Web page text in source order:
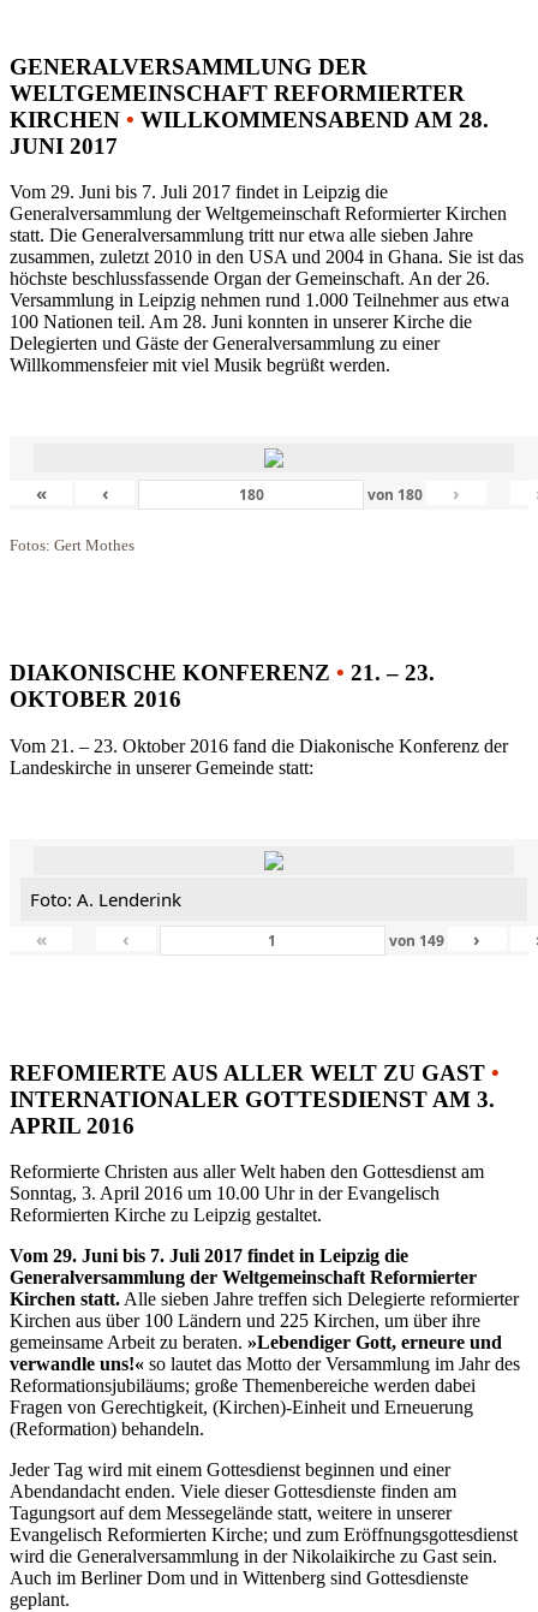
GENERALVERSAMMLUNG DER
WELTGEMEINSCHAFT REFORMIERTER
KIRCHEN • WILLKOMMENSABEND AM 28.
JUNI 2017
Vom 29. Juni bis 7. Juli 2017 findet in Leipzig die
Generalversammlung der Weltgemeinschaft Reformierter Kirchen
statt. Die Generalversammlung tritt nur etwa alle sieben Jahre
zusammen, zuletzt 2010 in den USA und 2004 in Ghana. Sie ist das
höchste beschlussfassende Organ der Gemeinschaft. An der 26.
Versammlung in Leipzig nehmen rund 1.000 Teilnehmer aus etwa
100 Nationen teil. Am 28. Juni konnten in unserer Kirche die
Delegierten und Gäste der Generalversammlung zu einer
Willkommensfeier mit viel Musik begrüßt werden.
« ‹ von 180 ›
Fotos: Gert Mothes
DIAKONISCHE KONFERENZ • 21. – 23.
OKTOBER 2016
Vom 21. – 23. Oktober 2016 fand die Diakonische Konferenz der
Landeskirche in unserer Gemeinde statt:
Foto: A. Lenderink
«
‹ von 149 ›
REFOMIERTE AUS ALLER WELT ZU GAST •
INTERNATIONALER GOTTESDIENST AM 3.
APRIL 2016
Reformierte Christen aus aller Welt haben den Gottesdienst am
Sonntag, 3. April 2016 um 10.00 Uhr in der Evangelisch
Reformierten Kirche zu Leipzig gestaltet.
Vom 29. Juni bis 7. Juli 2017 findet in Leipzig die
Generalversammlung der Weltgemeinschaft Reformierter
Kirchen statt.Alle sieben Jahre treffen sich Delegierte reformierter
Kirchen aus über 100 Ländern und 225 Kirchen, um über ihre
gemeinsame Arbeit zu beraten. »Lebendiger Gott, erneure und
verwandle uns!« so lautet das Motto der Versammlung im Jahr des
Reformationsjubiläums; große Themenbereiche werden dabei
Fragen von Gerechtigkeit, (Kirchen)-Einheit und Erneuerung
(Reformation) behandeln.
Jeder Tag wird mit einem Gottesdienst beginnen und einer
Abendandacht enden. Viele dieser Gottesdienste finden am
Tagungsort auf dem Messegelände statt, weitere in unserer
Evangelisch Reformierten Kirche; und zum Eröffnungsgottesdienst
wird die Generalversammlung in der Nikolaikirche zu Gast sein.
Auch im Berliner Dom und in Wittenberg sind Gottesdienste
geplant.